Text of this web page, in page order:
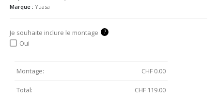
Marque : Yuasa
Je souhaite inclure le montage ?
Oui
Montage: CHF 0.00
Total: CHF 119.00